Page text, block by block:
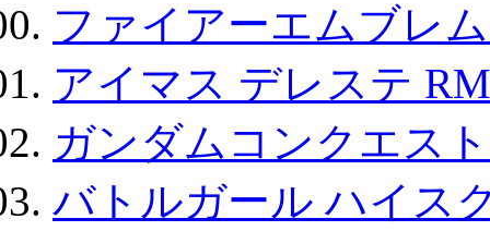
ファイアーエムブレ
アイマス デレステ
ガンダムコンクエスト
バトルガール ハイス